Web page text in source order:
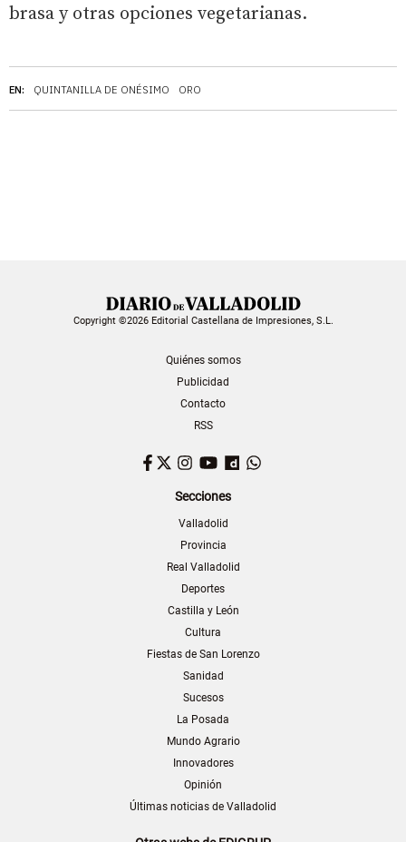
EN: QUINTANILLA DE ONÉSIMO ORO
brasa y otras opciones vegetarianas.
Copyright ©2026 Editorial Castellana de Impresiones, S.L.
Quiénes somos
Publicidad
Contacto
RSS
Facebook
TwitterInstagram
YouTubeDailymotion
Secciones
Valladolid
Provincia
Real Valladolid
Deportes
Castilla y León
Cultura
Fiestas de San Lorenzo
Sanidad
Sucesos
La Posada
Mundo Agrario
Innovadores
Opinión
Últimas noticias de Valladolid